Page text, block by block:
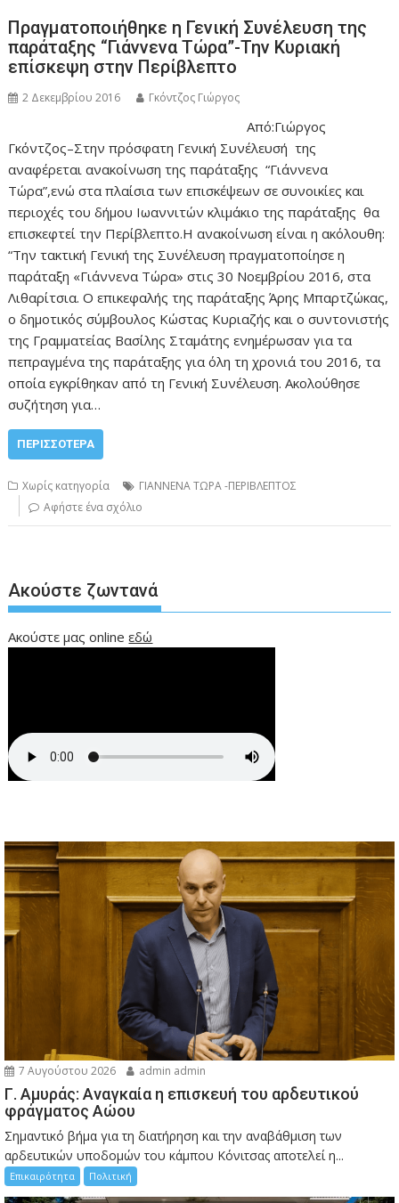
Πραγματοποιήθηκε η Γενική Συνέλευση της
παράταξης “Γιάννενα Τώρα”-Την Κυριακή
επίσκεψη στην Περίβλεπτο
2 Δεκεμβρίου 2016 Γκόντζος Γιώργος
Από:Γιώργος
Γκόντζος–Στην πρόσφατη Γενική Συνέλευσή της
αναφέρεται ανακοίνωση της παράταξης “Γιάννενα
Τώρα”,ενώ στα πλαίσια των επισκέψεων σε συνοικίες και
περιοχές του δήμου Ιωαννιτών κλιμάκιο της παράταξης θα
επισκεφτεί την Περίβλεπτο.Η ανακοίνωση είναι η ακόλουθη:
“Την τακτική Γενική της Συνέλευση πραγματοποίησε η
παράταξη «Γιάννενα Τώρα» στις 30 Νοεμβρίου 2016, στα
Λιθαρίτσια. Ο επικεφαλής της παράταξης Άρης Μπαρτζώκας,
ο δημοτικός σύμβουλος Κώστας Κυριαζής και ο συντονιστής
της Γραμματείας Βασίλης Σταμάτης ενημέρωσαν για τα
πεπραγμένα της παράταξης για όλη τη χρονιά του 2016, τα
οποία εγκρίθηκαν από τη Γενική Συνέλευση. Ακολούθησε
συζήτηση για…
ΠΕΡΙΣΣΌΤΕΡΑ
Χωρίς κατηγορία
ΓΙΑΝΝΕΝΑ ΤΩΡΑ -ΠΕΡΙΒΛΕΠΤΟΣ
Αφήστε ένα σχόλιο
Ακούστε ζωντανά
Ακούστε μας onlineεδώ
7 Αυγούστου 2026 admin admin
Γ. Αμυράς: Αναγκαία η επισκευή του αρδευτικού
φράγματος Αώου
Σημαντικό βήμα για τη διατήρηση και την αναβάθμιση των
αρδευτικών υποδομών του κάμπου Κόνιτσας αποτελεί η...
Επικαιρότητα Πολιτική